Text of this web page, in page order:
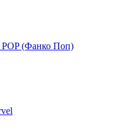
POP (Фанко Поп)